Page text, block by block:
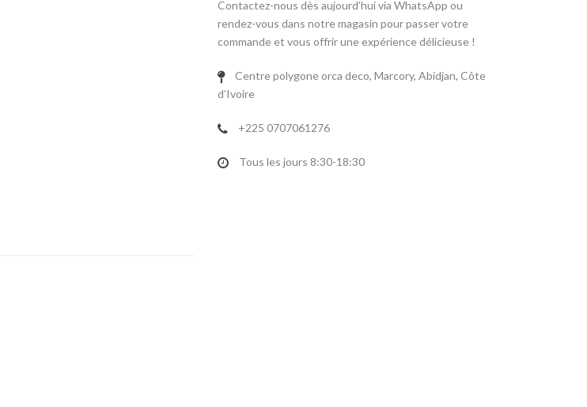
Contactez-nous dès aujourd’hui via WhatsApp ou
rendez-vous dans notre magasin pour passer votre
commande et vous offrir une expérience délicieuse !
Centre polygone orca deco, Marcory, Abidjan, Côte
d’Ivoire
+225 0707061276
Tous les jours 8:30-18:30